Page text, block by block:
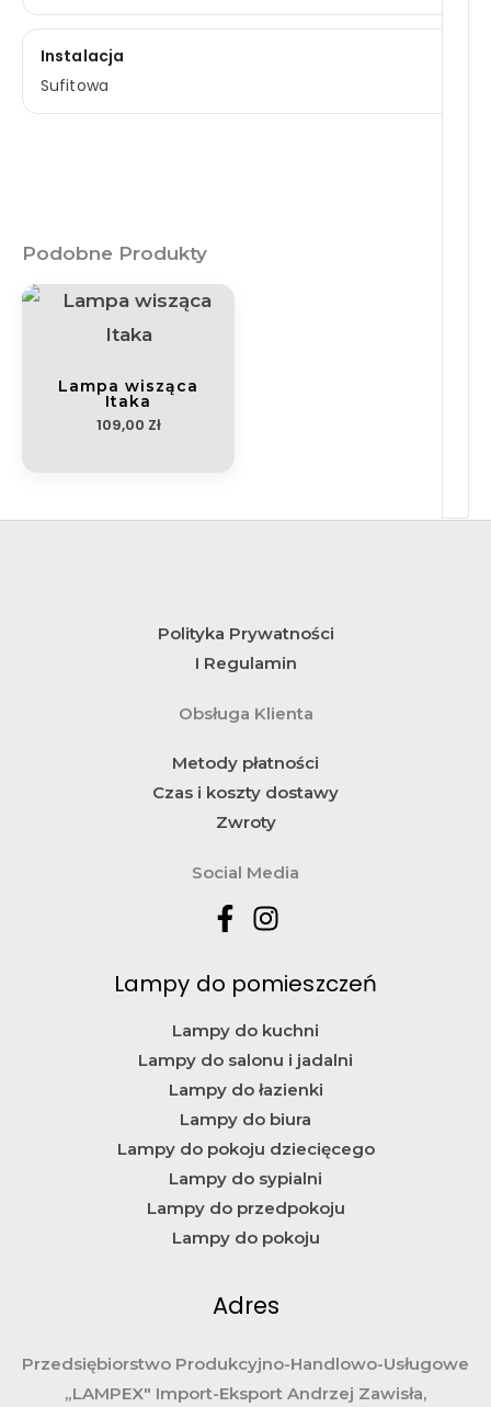
Instalacja
Sufitowa
Podobne Produkty
Lampa wisząca
Itaka
109,00 Zł
Polityka Prywatności
I Regulamin
Obsługa Klienta
Metody płatności
Czas i koszty dostawy
Zwroty
Social Media
Lampy do pomieszczeń
Lampy do kuchni
Lampy do salonu i jadalni
Lampy do łazienki
Lampy do biura
Lampy do pokoju dziecięcego
Lampy do sypialni
Lampy do przedpokoju
Lampy do pokoju
Adres
Przedsiębiorstwo Produkcyjno-Handlowo-Usługowe
„LAMPEX" Import-Eksport Andrzej Zawisła,